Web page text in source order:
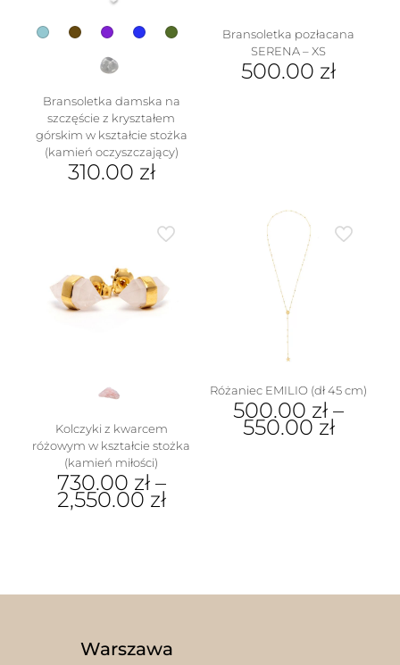
produktu
Bransoletka damska na
szczęście z kryształem
górskim w kształcie stożka
(kamień oczyszczający)
310.00 zł
Opcje
można
wybrać
Bransoletka pozłacana
SERENA – XS
500.00 zł
Kolczyki z kwarcem
różowym w kształcie stożka
(kamień miłości)
730.00 zł–
2,550.00 zł
na
Różaniec EMILIO (dł 45 cm)
500.00 zł –
550.00 zł
Warszawa